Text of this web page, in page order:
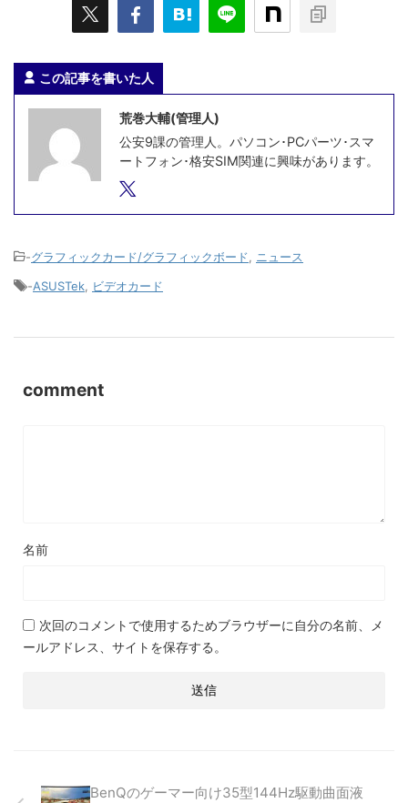
この記事を書いた人
荒巻大輔(管理人)
公安9課の管理人。パソコン･PCパーツ･スマ
ートフォン･格安SIM関連に興味があります。
-グラフィックカード/グラフィックボード, ニュース
-ASUSTek, ビデオカード
comment
名前
次回のコメントで使用するためブラウザーに自分の名前、メ
ールアドレス、サイトを保存する。
BenQのゲーマー向け35型144Hz駆動曲面液